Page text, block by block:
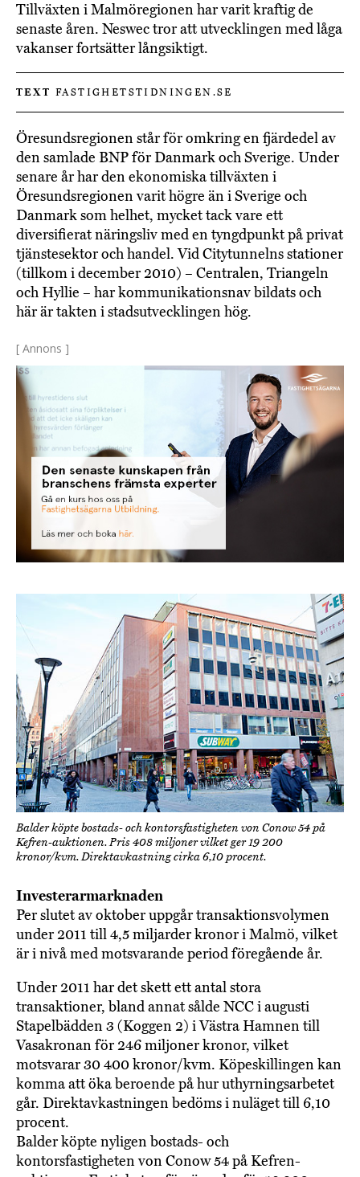
Tillväxten i Malmöregionen har varit kraftig de
senaste åren. Neswec tror att utvecklingen med låga
vakanser fortsätter långsiktigt.
TEXT FASTIGHETSTIDNINGEN.SE
Öresundsregionen står för omkring en fjärdedel av
den samlade BNP för Danmark och Sverige. Under
senare år har den ekonomiska tillväxten i
Öresundsregionen varit högre än i Sverige och
Danmark som helhet, mycket tack vare ett
diversifierat näringsliv med en tyngdpunkt på privat
tjänstesektor och handel. Vid Citytunnelns stationer
(tillkom i december 2010) – Centralen, Triangeln
och Hyllie – har kommunikationsnav bildats och
här är takten i stadsutvecklingen hög.
[ Annons ]
Balder köpte bostads- och kontorsfastigheten von Conow 54 på
Kefren-auktionen. Pris 408 miljoner vilket ger 19 200
kronor/kvm. Direktavkastning cirka 6,10 procent.
Investerarmarknaden
Per slutet av oktober uppgår transaktionsvolymen
under 2011 till 4,5 miljarder kronor i Malmö, vilket
är i nivå med motsvarande period föregående år.
Under 2011 har det skett ett antal stora
transaktioner, bland annat sålde NCC i augusti
Stapelbädden 3 (Koggen 2) i Västra Hamnen till
Vasakronan för 246 miljoner kronor, vilket
motsvarar 30 400 kronor/kvm. Köpeskillingen kan
komma att öka beroende på hur uthyrningsarbetet
går. Direktavkastningen bedöms i nuläget till 6,10
procent.
Balder köpte nyligen bostads- och
kontorsfastigheten von Conow 54 på Kefren-